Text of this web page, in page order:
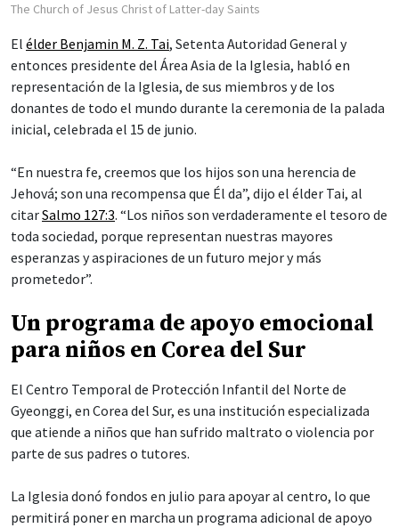
The Church of Jesus Christ of Latter-day Saints
El élder Benjamin M. Z. Tai, Setenta Autoridad General y
entonces presidente del Área Asia de la Iglesia, habló en
representación de la Iglesia, de sus miembros y de los
donantes de todo el mundo durante la ceremonia de la palada
inicial, celebrada el 15 de junio.
“En nuestra fe, creemos que los hijos son una herencia de
Jehová; son una recompensa que Él da”, dijo el élder Tai, al
citarSalmo 127:3. “Los niños son verdaderamente el tesoro de
toda sociedad, porque representan nuestras mayores
esperanzas y aspiraciones de un futuro mejor y más
prometedor”.
Un programa de apoyo emocional
para niños en Corea del Sur
El Centro Temporal de Protección Infantil del Norte de
Gyeonggi, en Corea del Sur, es una institución especializada
que atiende a niños que han sufrido maltrato o violencia por
parte de sus padres o tutores.
La Iglesia donó fondos en julio para apoyar al centro, lo que
permitirá poner en marcha un programa adicional de apoyo